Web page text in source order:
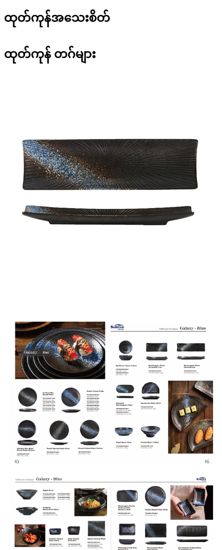
ထုတ်ကုန်အသေးစိတ်
ထုတ်ကုန် တဂ်များ